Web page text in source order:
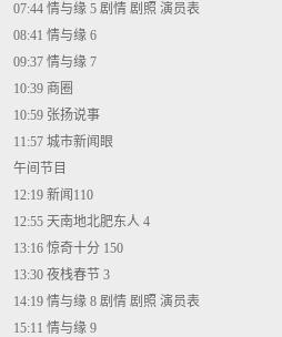
07:44 情与缘 5 剧情 剧照 演员表
08:41 情与缘 6
09:37 情与缘 7
10:39 商圈
10:59 张扬说事
11:57 城市新闻眼
午间节目
12:19 新闻110
12:55 天南地北肥东人 4
13:16 惊奇十分 150
13:30 夜栈春节 3
14:19 情与缘 8 剧情 剧照 演员表
15:11 情与缘 9